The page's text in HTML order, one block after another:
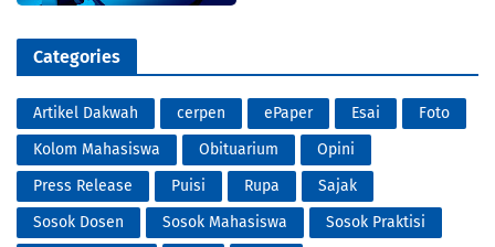
Categories
Artikel Dakwah cerpen ePaper Esai
Foto
Kolom Mahasiswa
Obituarium
Opini
Press Release
Puisi Rupa
Sajak
Sosok Dosen
Sosok Mahasiswa
Sosok Praktisi